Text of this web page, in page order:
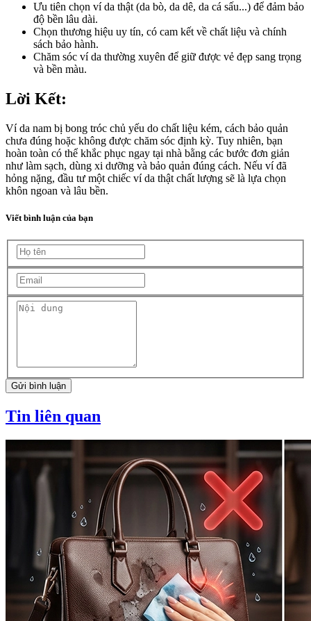
Ưu tiên chọn ví da thật (da bò, da dê, da cá sấu...) để đảm bảo
độ bền lâu dài.
Chọn thương hiệu uy tín, có cam kết về chất liệu và chính
sách bảo hành.
Chăm sóc ví da thường xuyên để giữ được vẻ đẹp sang trọng
và bền màu.
Lời Kết:
Ví da nam bị bong tróc chủ yếu do chất liệu kém, cách bảo quản
chưa đúng hoặc không được chăm sóc định kỳ. Tuy nhiên, bạn
hoàn toàn có thể khắc phục ngay tại nhà bằng các bước đơn giản
như làm sạch, dùng xi dưỡng và bảo quản đúng cách. Nếu ví đã
hỏng nặng, đầu tư một chiếc ví da thật chất lượng sẽ là lựa chọn
khôn ngoan và lâu bền.
Viết bình luận của bạn
Gửi bình luận
Tin liên quan